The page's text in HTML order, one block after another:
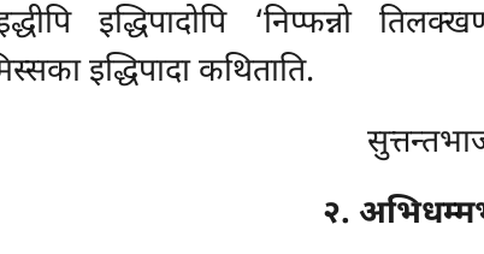
इद्धिपादोपि ‘निप्फन्नो
इद्धिपादा कथिताति.
२.